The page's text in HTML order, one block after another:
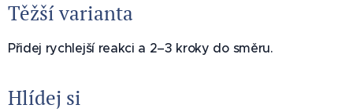
Těžší varianta
Přidej rychlejší reakci a 2–3 kroky do směru.
Hlídej si